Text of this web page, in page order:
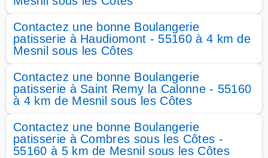
Contactez une bonne Boulangerie
patisserie à Haudiomont - 55160 à 4 km de
Mesnil sous les Côtes
Contactez une bonne Boulangerie
patisserie à Saint Remy la Calonne - 55160
à 4 km de Mesnil sous les Côtes
Contactez une bonne Boulangerie
patisserie à Combres sous les Côtes -
55160 à 5 km de Mesnil sous les Côtes